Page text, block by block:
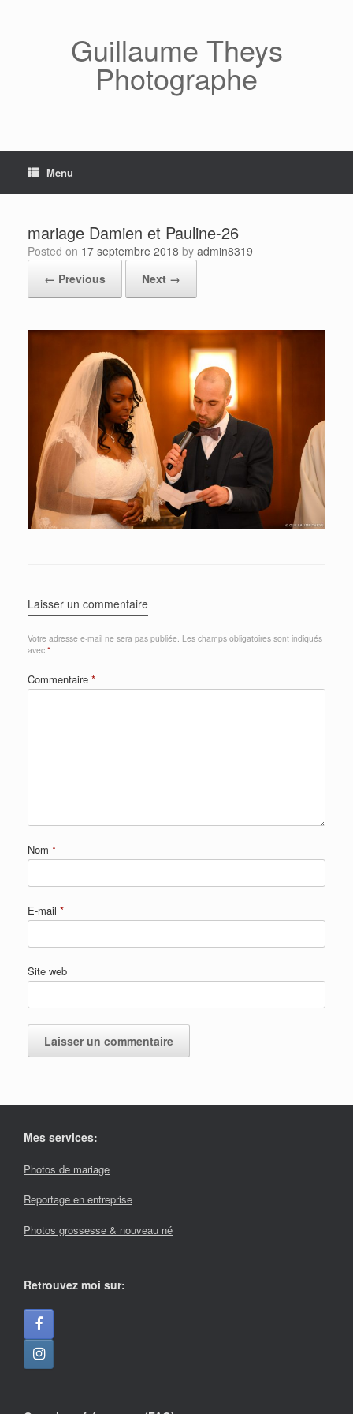
Guillaume Theys
Photographe
Menu
mariage Damien et Pauline-26
Posted on 17 septembre 2018 by admin8319
← Previous
Next →
Laisser un commentaire
Votre adresse e-mail ne sera pas publiée. Les champs obligatoires sont indiqués
avec *
Commentaire *
Nom *
E-mail *
Site web
Mes services:
Photos de mariage
Reportage en entreprise
Photos grossesse & nouveau né
Retrouvez moi sur: